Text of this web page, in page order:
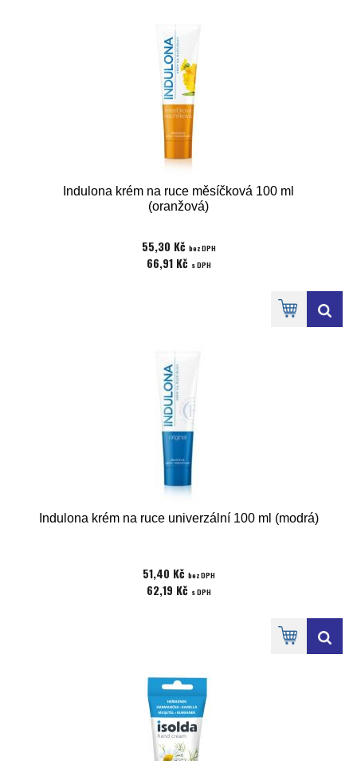
Indulona krém na ruce měsíčková 100 ml
(oranžová)
55,30 Kč bez DPH
66,91 Kč s DPH
Indulona krém na ruce univerzální 100 ml (modrá)
51,40 Kč bez DPH
62,19 Kč s DPH